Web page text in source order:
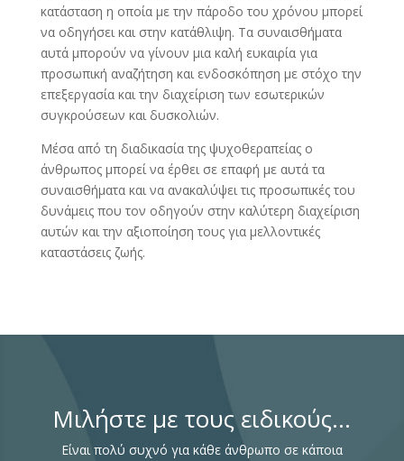
κατάσταση η οποία με την πάροδο του χρόνου μπορεί
να οδηγήσει και στην κατάθλιψη. Τα συναισθήματα
αυτά μπορούν να γίνουν μια καλή ευκαιρία για
προσωπική αναζήτηση και ενδοσκόπηση με στόχο την
επεξεργασία και την διαχείριση των εσωτερικών
συγκρούσεων και δυσκολιών.
Μέσα από τη διαδικασία της ψυχοθεραπείας ο
άνθρωπος μπορεί να έρθει σε επαφή με αυτά τα
συναισθήματα και να ανακαλύψει τις προσωπικές του
δυνάμεις που τον οδηγούν στην καλύτερη διαχείριση
αυτών και την αξιοποίηση τους για μελλοντικές
καταστάσεις ζωής.
Μιλήστε με τους ειδικούς...
Είναι πολύ συχνό για κάθε άνθρωπο σε κάποια